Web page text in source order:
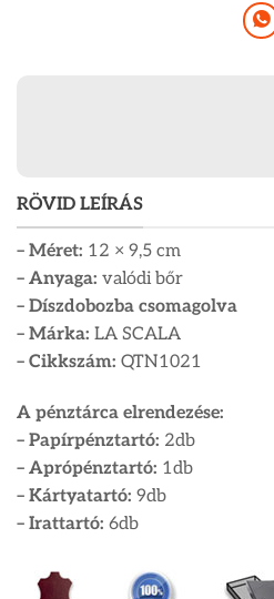
RÖVID LEÍRÁS
– Méret: 12 × 9,5 cm
– Anyaga: valódi bőr
– Díszdobozba csomagolva
– Márka: LA SCALA
– Cikkszám: QTN1021
A pénztárca elrendezése:
– Papírpénztartó: 2db
– Aprópénztartó: 1db
– Kártyatartó: 9db
– Irattartó: 6db